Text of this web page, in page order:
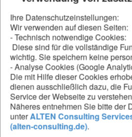
Ihre Datenschutzeinstellungen:
Wir verwenden auf diesen Seiten:
- Technisch notwendige Cookies:
Diese sind für die vollständige
wichtig. Sie speichern keine
- Analyse Cookies (Google
Die mit Hilfe dieser Cookies
dienen ausschließlich dazu, die
Service der Webseite zu
Näheres entnehmen Sie bitte der
unterALTEN Consulting
(alten-consulting.de).
Projektierung von Prüfständen
arbeitest eng mit anderen
Prozesse effizient zu gestalten
bringst innovative
diese aktiv um
Be our forward thinker
DU...
hast ein erfolgreich
Maschinenbau,
vergleichbare technische